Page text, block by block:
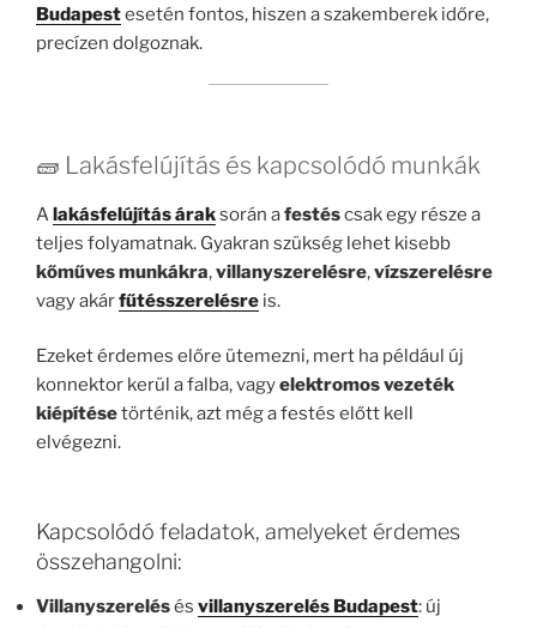
Budapestesetén fontos, hiszen a szakemberek időre,
precízen dolgoznak.
🧱 Lakásfelújítás és kapcsolódó munkák
Alakásfelújítás áraksorán afestéscsak egy része a
teljes folyamatnak. Gyakran szükség lehet kisebb
kőműves munkákra,villanyszerelésre,vízszerelésre
vagy akárfűtésszerelésre is.
Ezeket érdemes előre ütemezni, mert ha például új
konnektor kerül a falba, vagyelektromos vezeték
kiépítésetörténik, azt még a festés előtt kell
elvégezni.
Kapcsolódó feladatok, amelyeket érdemes
összehangolni:
Villanyszerelésés villanyszerelés Budapest: új